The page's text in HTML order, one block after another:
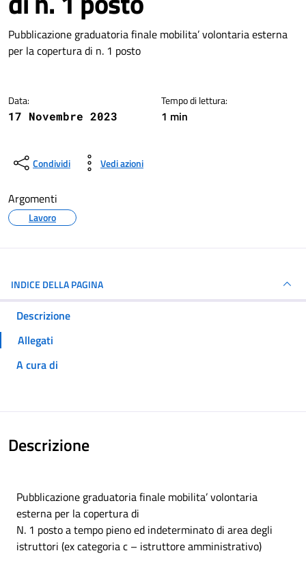
Dettagli della notizia
Pubblicazione graduatoria finale mobilita’ volontaria esterna
per la copertura di n. 1 posto
Data:
17 Novembre 2023
Tempo di lettura:
1 min
Condividi Vedi azioni
Argomenti
Lavoro
INDICE DELLA PAGINA
Descrizione
Allegati
A cura di
Descrizione
Pubblicazione graduatoria finale mobilita’ volontaria
esterna per la copertura di
N. 1 posto a tempo pieno ed indeterminato di area degli
istruttori (ex categoria c – istruttore amministrativo)